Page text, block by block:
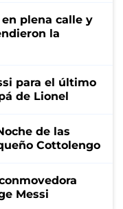
plena calle y
la
para el último
de Lionel
de las
Cottolengo
Messi